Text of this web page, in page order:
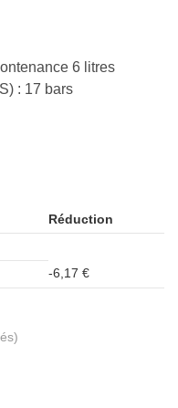
6 litres
: 17 bars
Réduction
-6,17 €